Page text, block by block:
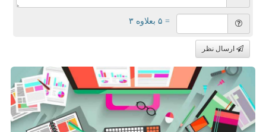
= ۵ بعلاوه ۳
ارسال نظر